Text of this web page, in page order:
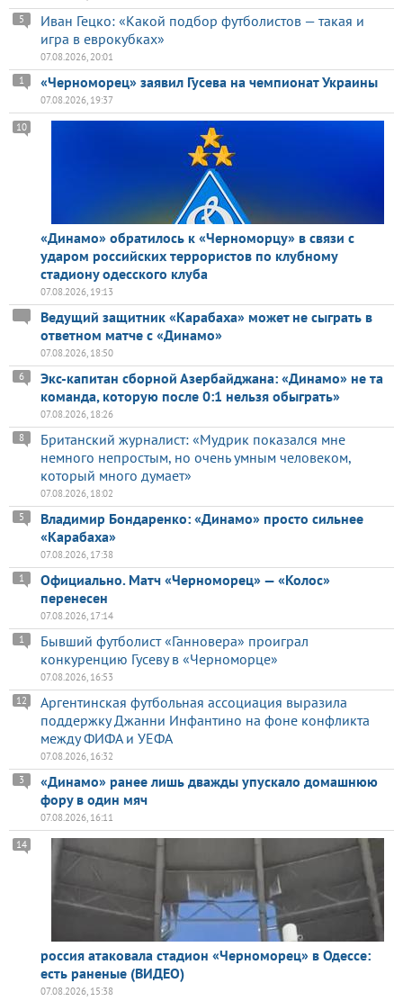
Иван Гецко: «Какой подбор футболистов — такая и
игра в еврокубках»
5
07.08.2026, 20:01
«Черноморец» заявил Гусева на чемпионат Украины
1
07.08.2026, 19:37
«Динамо» обратилось к «Черноморцу» в связи с
ударом российских террористов по клубному
стадиону одесского клуба
10
07.08.2026, 19:13
Ведущий защитник «Карабаха» может не сыграть в
ответном матче с «Динамо»
07.08.2026, 18:50
Экс-капитан сборной Азербайджана: «Динамо» не та
команда, которую после 0:1 нельзя обыграть»
6
07.08.2026, 18:26
Британский журналист: «Мудрик показался мне
немного непростым, но очень умным человеком,
который много думает»
8
07.08.2026, 18:02
Владимир Бондаренко: «Динамо» просто сильнее
«Карабаха»
5
07.08.2026, 17:38
Официально. Матч «Черноморец» — «Колос»
перенесен
1
07.08.2026, 17:14
Бывший футболист «Ганновера» проиграл
конкуренцию Гусеву в «Черноморце»
1
07.08.2026, 16:53
Аргентинская футбольная ассоциация выразила
поддержку Джанни Инфантино на фоне конфликта
между ФИФА и УЕФА
12
07.08.2026, 16:32
«Динамо» ранее лишь дважды упускало домашнюю
фору в один мяч
3
07.08.2026, 16:11
россия атаковала стадион «Черноморец» в Одессе:
есть раненые (ВИДЕО)
14
07.08.2026, 15:38